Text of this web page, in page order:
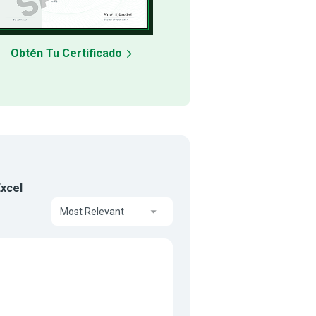
Obtén Tu Certificado
Most Relevant